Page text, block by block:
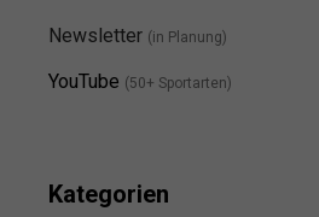
Newsletter (in Planung)
YouTube (50+ Sportarten)
Kategorien